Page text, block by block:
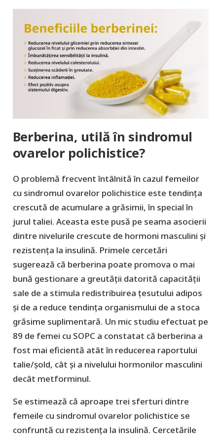
Berberina, utilă în sindromul
ovarelor polichistice?
O problemă frecvent întâlnită în cazul femeilor
cu sindromul ovarelor polichistice este tendința
crescută de acumulare a grăsimii, în special în
jurul taliei. Aceasta este pusă pe seama asocierii
dintre nivelurile crescute de hormoni masculini și
rezistența la insulină. Primele cercetări
sugerează că berberina poate promova o mai
bună gestionare a greutății datorită capacității
sale de a stimula redistribuirea țesutului adipos
și de a reduce tendința organismului de a stoca
grăsime suplimentară. Un mic studiu efectuat pe
89 de femei cu SOPC a constatat că berberina a
fost mai eficientă atât în reducerea raportului
talie/șold, cât și a nivelului hormonilor masculini
decât metforminul.
Se estimează că aproape trei sferturi dintre
femeile cu sindromul ovarelor polichistice se
confruntă cu rezistența la insulină. Cercetările